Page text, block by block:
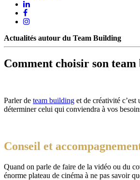
Actualités autour du Team Building
Comment choisir son
Parler de team building et de créativité
déterminer celui qui conviendra à vos
Conseil et
Quand on parle de faire de la vidéo ou du
énorme plateau de cinéma à ne pas savoir